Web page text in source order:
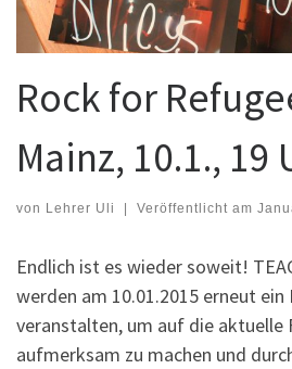
Rock for
Mainz, 10.1., 19
von Lehrer Uli Veröffentlicht am
Endlich ist es wieder soweit!
werden am 10.01.2015 erneut
veranstalten, um auf die aktuelle
aufmerksam zu machen und